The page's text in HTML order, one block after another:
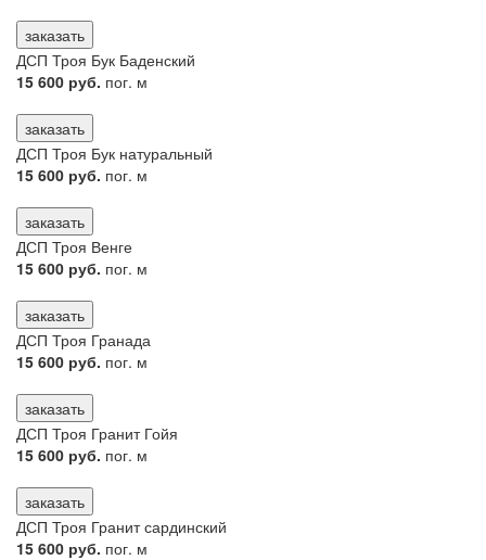
заказать
ДСП Троя Бук Баденский
15 600 руб. пог. м
заказать
ДСП Троя Бук натуральный
15 600 руб. пог. м
заказать
ДСП Троя Венге
15 600 руб. пог. м
заказать
ДСП Троя Гранада
15 600 руб. пог. м
заказать
ДСП Троя Гранит Гойя
15 600 руб. пог. м
заказать
ДСП Троя Гранит сардинский
15 600 руб. пог. м